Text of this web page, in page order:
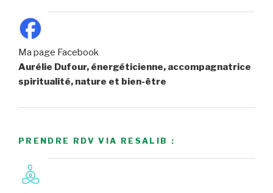
Ma page Facebook
Aurélie Dufour, énergéticienne, accompagnatrice
spiritualité, nature et bien-être
PRENDRE RDV VIA RESALIB :